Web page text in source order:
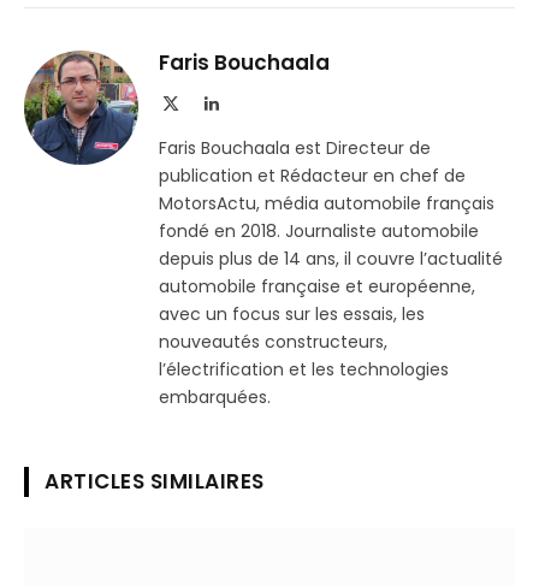
Telegram
Faris Bouchaala
LinkedIn
Faris Bouchaala est Directeur de
publication et Rédacteur en chef de
MotorsActu, média automobile français
fondé en 2018. Journaliste automobile
depuis plus de 14 ans, il couvre l’actualité
automobile française et européenne,
avec un focus sur les essais, les
nouveautés constructeurs,
l’électrification et les technologies
embarquées.
ARTICLES SIMILAIRES